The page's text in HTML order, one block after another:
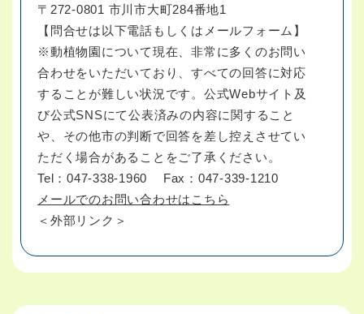
〒272-0801 市川市大町284番地1
【問合せは以下電話もしくはメールフォーム】
※動植物園について現在、非常に多くのお問い
合わせをいただいており、すべての回答に対応
することが難しい状況です。公式Webサイト及
び公式SNSにて公表済みの内容に関すること
や、その他市の判断で回答を差し控えさせてい
ただく場合があることをご了承ください。
Tel：047-338-1960
Fax：047-339-1210
メールでのお問い合わせはこちら
＜外部リンク＞